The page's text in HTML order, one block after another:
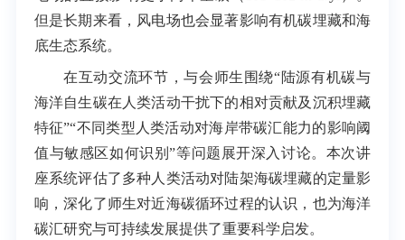
但是长期来看，风电场也会显著影响有机碳埋藏和海
底生态系统。
在互动交流环节，与会师生围绕“陆源有机碳与
海洋自生碳在人类活动干扰下的相对贡献及沉积埋藏
特征”“不同类型人类活动对海岸带碳汇能力的影响阈
值与敏感区如何识别”等问题展开深入讨论。本次讲
座系统评估了多种人类活动对陆架海碳埋藏的定量影
响，深化了师生对近海碳循环过程的认识，也为海洋
碳汇研究与可持续发展提供了重要科学启发。